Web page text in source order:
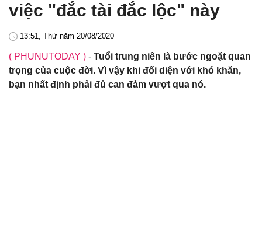
việc "đắc tài đắc lộc" này
13:51, Thứ năm 20/08/2020
( PHUNUTODAY ) - Tuổi trung niên là bước ngoặt quan
trọng của cuộc đời. Vì vậy khi đối diện với khó khăn,
bạn nhất định phải đủ can đảm vượt qua nó.